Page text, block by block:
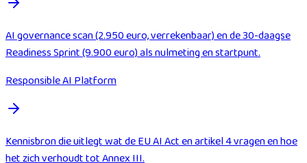
AI governance scan (2.950 euro, verrekenbaar) en de 30-daagse
Readiness Sprint (9.900 euro) als nulmeting en startpunt.
Responsible AI Platform
Kennisbron die uitlegt wat de EU AI Act en artikel 4 vragen en hoe
het zich verhoudt tot Annex III.